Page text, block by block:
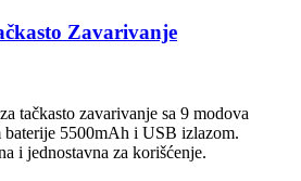
Zavarivanje
tačkasto zavarivanje sa 9 modova
baterije 5500mAh i USB izlazom.
i jednostavna za korišćenje.